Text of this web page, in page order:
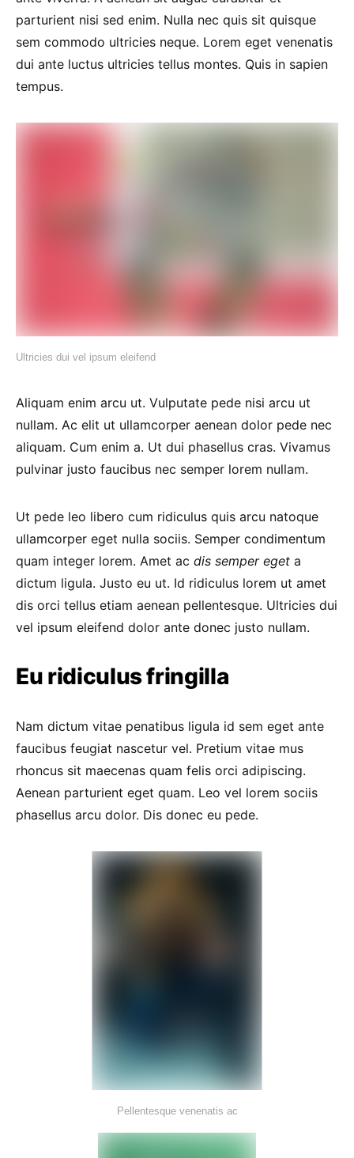
parturient nisi sed enim. Nulla nec quis sit quisque
sem commodo ultricies neque. Lorem eget venenatis
dui ante luctus ultricies tellus montes. Quis in sapien
tempus.
Ultricies dui vel ipsum eleifend
Aliquam enim arcu ut. Vulputate pede nisi arcu ut
nullam. Ac elit ut ullamcorper aenean dolor pede nec
aliquam. Cum enim a. Ut dui phasellus cras. Vivamus
pulvinar justo faucibus nec semper lorem nullam.
Ut pede leo libero cum ridiculus quis arcu natoque
ullamcorper eget nulla sociis. Semper condimentum
quam integer lorem. Amet ac dis semper eget a
dictum ligula. Justo eu ut. Id ridiculus lorem ut amet
dis orci tellus etiam aenean pellentesque. Ultricies dui
vel ipsum eleifend dolor ante donec justo nullam.
Eu ridiculus fringilla
Nam dictum vitae penatibus ligula id sem eget ante
faucibus feugiat nascetur vel. Pretium vitae mus
rhoncus sit maecenas quam felis orci adipiscing.
Aenean parturient eget quam. Leo vel lorem sociis
phasellus arcu dolor. Dis donec eu pede.
Pellentesque venenatis ac